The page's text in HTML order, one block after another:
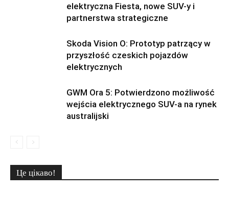
elektryczna Fiesta, nowe SUV-y i
partnerstwa strategiczne
Skoda Vision O: Prototyp patrzący w
przyszłość czeskich pojazdów
elektrycznych
GWM Ora 5: Potwierdzono możliwość
wejścia elektrycznego SUV-a na rynek
australijski
Це цікаво!